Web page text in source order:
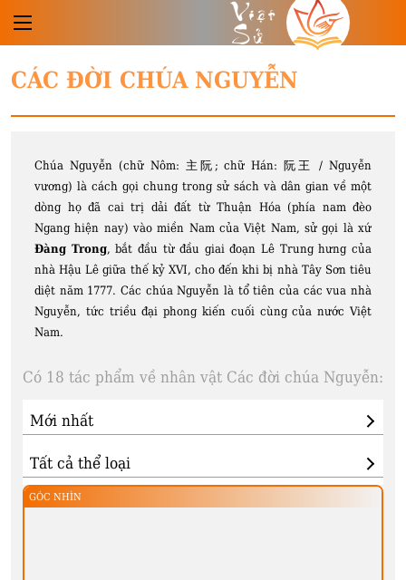
Việt
Sử
CÁC ĐỜI CHÚA NGUYỄN
Chúa Nguyễn (chữ Nôm: 主阮; chữ Hán: 阮王 / Nguyễn
vương) là cách gọi chung trong sử sách và dân gian về một
dòng họ đã cai trị dải đất từ Thuận Hóa (phía nam đèo
Ngang hiện nay) vào miền Nam của Việt Nam, sử gọi là xứ
Đàng Trong, bắt đầu từ đầu giai đoạn Lê Trung hưng của
nhà Hậu Lê giữa thế kỷ XVI, cho đến khi bị nhà Tây Sơn tiêu
diệt năm 1777. Các chúa Nguyễn là tổ tiên của các vua nhà
Nguyễn, tức triều đại phong kiến cuối cùng của nước Việt
Nam.
Có 18 tác phẩm về nhân vật Các đời chúa Nguyễn:
GÓC NHÌN